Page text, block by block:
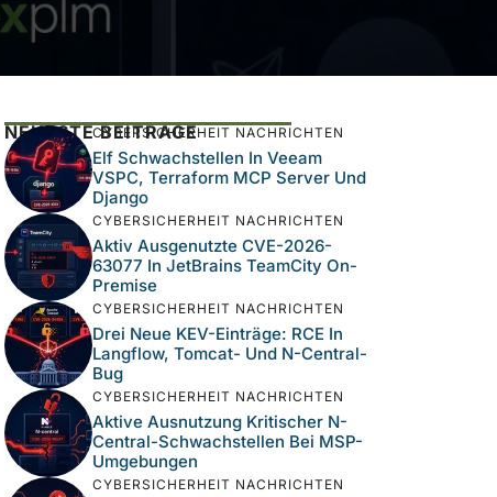
NEUESTE BEITRÄGE
CYBERSICHERHEIT NACHRICHTEN
Elf Schwachstellen In Veeam
VSPC, Terraform MCP Server Und
Django
CYBERSICHERHEIT NACHRICHTEN
Aktiv Ausgenutzte CVE-2026-
63077 In JetBrains TeamCity On-
Premise
CYBERSICHERHEIT NACHRICHTEN
Drei Neue KEV-Einträge: RCE In
Langflow, Tomcat- Und N-Central-
Bug
CYBERSICHERHEIT NACHRICHTEN
Aktive Ausnutzung Kritischer N-
Central-Schwachstellen Bei MSP-
Umgebungen
CYBERSICHERHEIT NACHRICHTEN